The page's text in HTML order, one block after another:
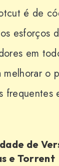
é de
esforços
em
o
frequentes
de
e Torrent